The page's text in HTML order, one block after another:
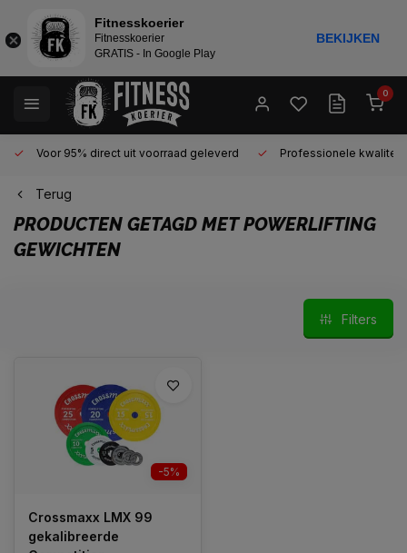
0
Voor 95% direct uit voorraad geleverd Professionele kwaliteit
Terug
PRODUCTEN GETAGD MET POWERLIFTING
GEWICHTEN
Filters
-5%
Crossmaxx LMX 99
gekalibreerde
Fitnesskoerier
Fitnesskoerier
GRATIS - In Google Play
BEKIJKEN